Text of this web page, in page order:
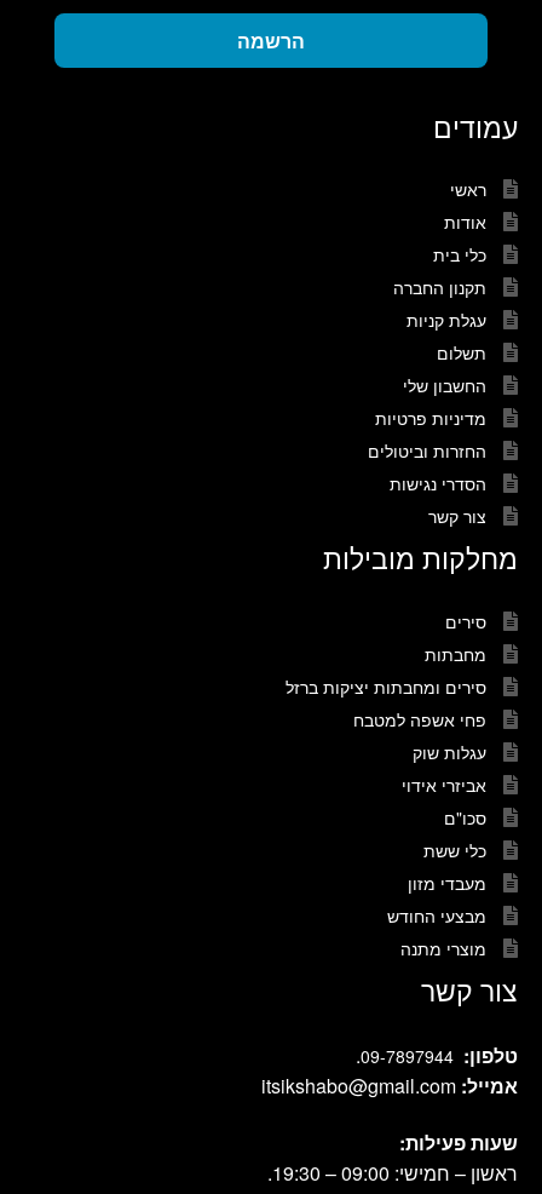
הרשמה
עמודים
ראשי
אודות
כלי בית
תקנון החברה
עגלת קניות
תשלום
החשבון שלי
מדיניות פרטיות
החזרות וביטולים
הסדרי נגישות
צור קשר
מחלקות מובילות
סירים
מחבתות
סירים ומחבתות יציקות ברזל
פחי אשפה למטבח
עגלות שוק
אביזרי אידוי
סכו"ם
כלי ששת
מעבדי מזון
מבצעי החודש
מוצרי מתנה
צור קשר
טלפון: 09-7897944
.
אמייל: itsikshabo@gmail.com
שעות פעילות:
ראשון – חמישי: 09:00 – 19:30.